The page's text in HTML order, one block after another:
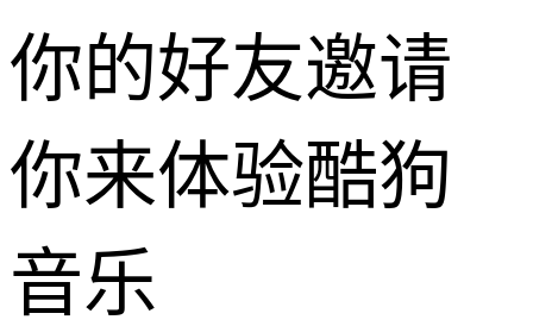
你的好友邀请
你来体验酷狗
音乐